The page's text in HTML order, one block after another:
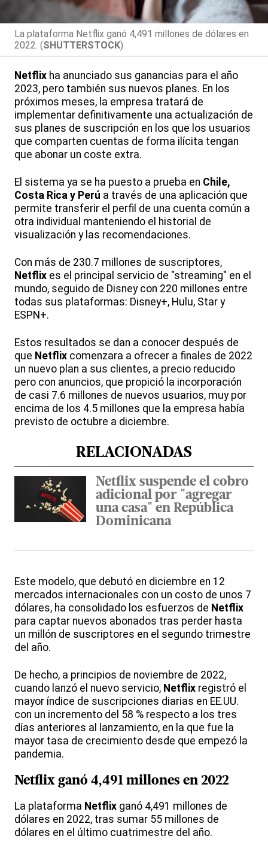
La plataforma Netflix ganó 4,491 millones de dólares en
2022. (SHUTTERSTOCK)
Netflix ha anunciado sus ganancias para el año
2023, pero también sus nuevos planes. En los
próximos meses, la empresa tratará de
implementar definitivamente una actualización de
sus planes de suscripción en los que los usuarios
que comparten cuentas de forma ilícita tengan
que abonar un coste extra.
El sistema ya se ha puesto a prueba en Chile,
Costa Rica y Perú a través de una aplicación que
permite transferir el perfil de una cuenta común a
otra individual manteniendo el historial de
visualización y las recomendaciones.
Con más de 230.7 millones de suscriptores,
Netflix es el principal servicio de "streaming" en el
mundo, seguido de Disney con 220 millones entre
todas sus plataformas: Disney+, Hulu, Star y
ESPN+.
Estos resultados se dan a conocer después de
que Netflix comenzara a ofrecer a finales de 2022
un nuevo plan a sus clientes, a precio reducido
pero con anuncios, que propició la incorporación
de casi 7.6 millones de nuevos usuarios, muy por
encima de los 4.5 millones que la empresa había
previsto de octubre a diciembre.
RELACIONADAS
Netflix suspende el cobro
adicional por "agregar
una casa" en República
Dominicana
Este modelo, que debutó en diciembre en 12
mercados internacionales con un costo de unos 7
dólares, ha consolidado los esfuerzos de Netflix
para captar nuevos abonados tras perder hasta
un millón de suscriptores en el segundo trimestre
del año.
De hecho, a principios de noviembre de 2022,
cuando lanzó el nuevo servicio, Netflix registró el
mayor índice de suscripciones diarias en EE.UU.
con un incremento del 58 % respecto a los tres
días anteriores al lanzamiento, en la que fue la
mayor tasa de crecimiento desde que empezó la
pandemia.
Netflix ganó 4,491 millones en 2022
La plataforma Netflix ganó 4,491 millones de
dólares en 2022, tras sumar 55 millones de
dólares en el último cuatrimestre del año.